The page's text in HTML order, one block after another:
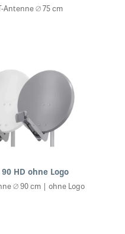
Antenne ∅ 75 cm
90 HD ohne Logo
∅ 90 cm | ohne Logo